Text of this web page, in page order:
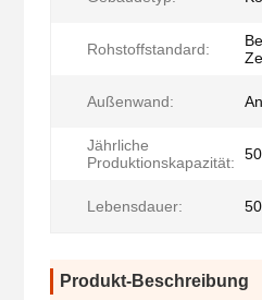
Rohstoffstandard:
Außenwand:
Jährliche
Produktionskapazität:
Lebensdauer:
Produkt-Beschreibung